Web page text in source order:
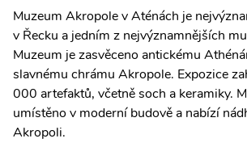
Muzeum Akropole v Aténách je
v Řecku a jedním z nejvýznamnějších
Muzeum je zasvěceno antickému
slavnému chrámu Akropole. Expozice
000 artefaktů, včetně soch a keramiky.
umístěno v moderní budově a nabízí
Akropoli.